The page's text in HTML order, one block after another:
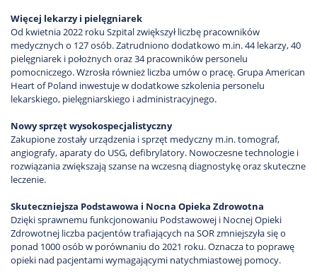
Więcej lekarzy i pielęgniarek
Od kwietnia 2022 roku Szpital zwiększył liczbę pracowników
medycznych o 127 osób. Zatrudniono dodatkowo m.in. 44 lekarzy, 40
pielęgniarek i położnych oraz 34 pracowników personelu
pomocniczego. Wzrosła również liczba umów o pracę. Grupa American
Heart of Poland inwestuje w dodatkowe szkolenia personelu
lekarskiego, pielęgniarskiego i administracyjnego.
Nowy sprzęt wysokospecjalistyczny
Zakupione zostały urządzenia i sprzęt medyczny m.in. tomograf,
angiografy, aparaty do USG, defibrylatory. Nowoczesne technologie i
rozwiązania zwiększają szanse na wczesną diagnostykę oraz skuteczne
leczenie.
Skuteczniejsza Podstawowa i Nocna Opieka Zdrowotna
Dzięki sprawnemu funkcjonowaniu Podstawowej i Nocnej Opieki
Zdrowotnej liczba pacjentów trafiających na SOR zmniejszyła się o
ponad 1000 osób w porównaniu do 2021 roku. Oznacza to poprawę
opieki nad pacjentami wymagającymi natychmiastowej pomocy.